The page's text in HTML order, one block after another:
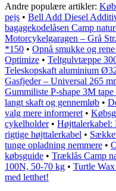
Andre populære artikler:
pejs • Bell Add Diesel
bagagekodelåsen Camp
Motorcykelgaragen – Grå
*150 • Opnå smukke og
Optimize • Teltgulvtæppe
Teleskopskaft aluminium
Gasfjeder – Universal 265
Gummiliste P-shape 3M
langt skaft og gennemløb •
valg mere informeret •
cykelholder• Højttalerkabel:
rigtige højttalerkabel •
tunge opladning nemmere •
købsguide • Træklås Camp
100N, 50-70 kg • Turtle
med letthet!